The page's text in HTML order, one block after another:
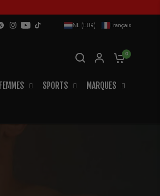
NL (EUR) Français
0
FEMMES SPORTS MARQUES